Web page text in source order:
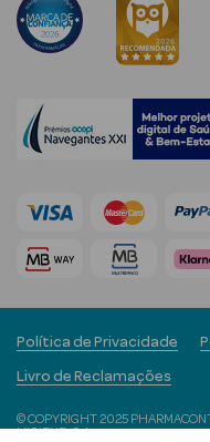
Ver Tudo
Coffrets
Coffrets de
Mulher
Homem
© COPYRIGHT 2025
HIGIENE, S.A.
Política de Privacidade
Livro de Reclamações